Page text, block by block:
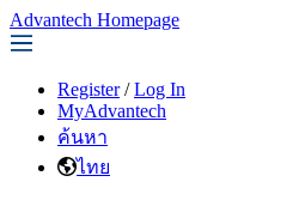
Advantech Homepage
Register / Log In
MyAdvantech
ค้นหา
ไทย